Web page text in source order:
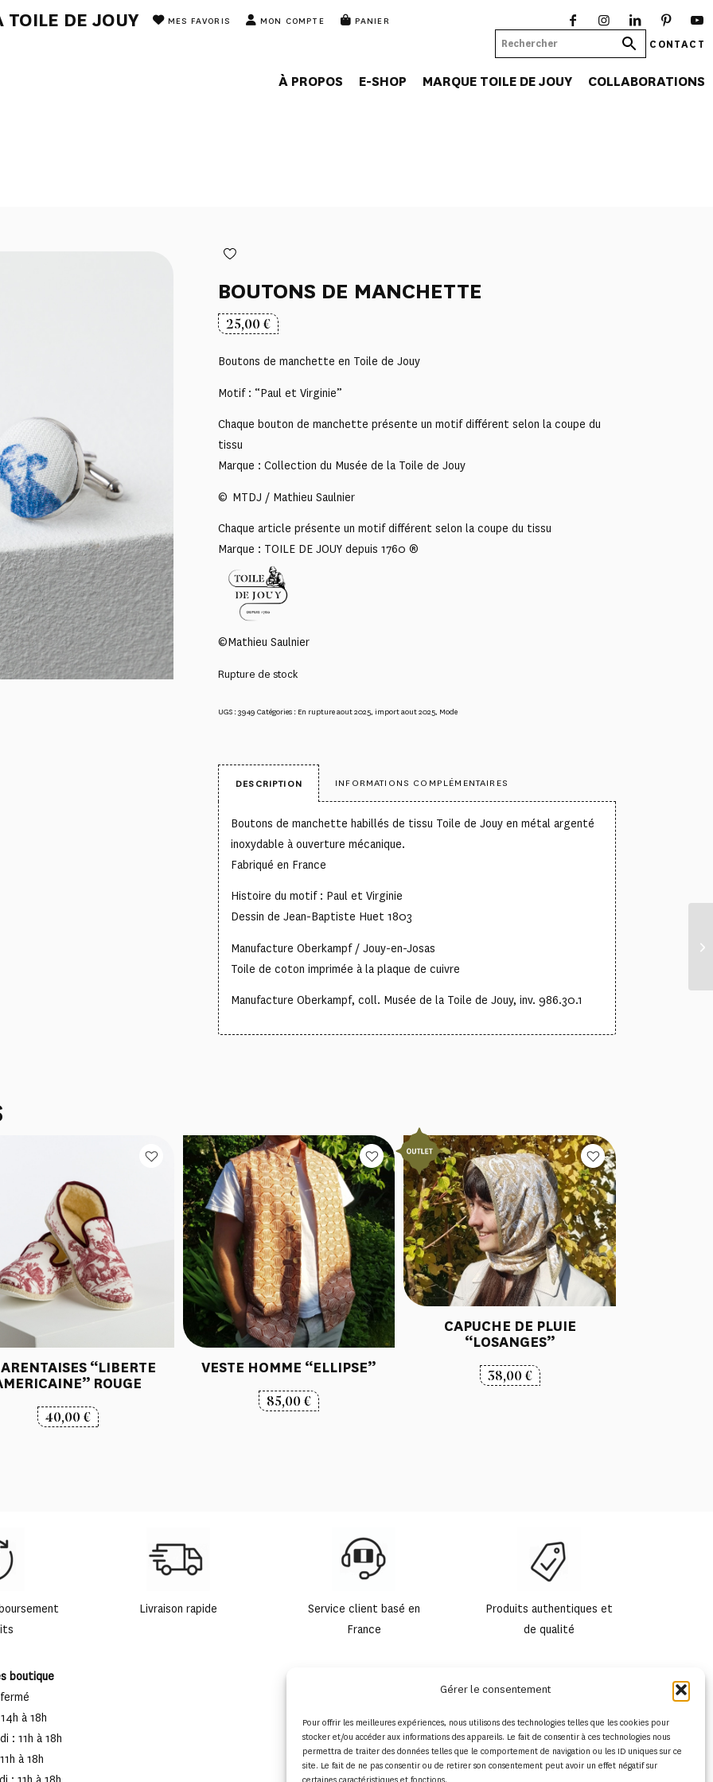
Gérer le consentement
Pour offrir les meilleures expériences, nous utilisons des technologies telles que les cookies pour
stocker et/ou accéder aux informations des appareils. Le fait de consentir à ces technologies nous
permettra de traiter des données telles que le comportement de navigation ou les ID uniques sur ce
site. Le fait de ne pas consentir ou de retirer son consentement peut avoir un effet négatif sur
TOILE DE JOUY MES FAVORIS MON COMPTE PANIER
CONTACT
À PROPOS E-SHOP MARQUE TOILE DE JOUY COLLABORATIONS
BOUTONS DE MANCHETTE
25,00€
Boutons de manchette en Toile de Jouy
Motif : “Paul et Virginie”
Chaque bouton de manchette présente un motif différent selon la coupe du
tissu
Marque : Collection du Musée de la Toile de Jouy
© MTDJ / Mathieu Saulnier
Chaque article présente un motif différent selon la coupe du tissu
Marque : TOILE DE JOUY depuis 1760 ®
©Mathieu Saulnier
Rupture de stock
UGS :3949 Catégories : En rupture aout 2025 import aout 2025 Mode
DESCRIPTION INFORMATIONS COMPLÉMENTAIRES
Boutons de manchette habillés de tissu Toile de Jouy en métal argenté
inoxydable à ouverture mécanique.
Fabriqué en France
Histoire du motif : Paul et Virginie
Dessin de Jean-Baptiste Huet 1803
Manufacture Oberkampf / Jouy-en-Josas
Toile de coton imprimée à la plaque de cuivre
Manufacture Oberkampf, coll. Musée de la Toile de Jouy, inv. 986.30.1
“LIBERTE
ROUGE
40,00€
VESTE HOMME “ELLIPSE”
85,00€
CAPUCHE DE PLUIE
“LOSANGES”
38,00€
Livraison rapide
Service client basé en
France
Produits authentiques et
de qualité
boutique
à 18h
: 11h à 18h
à 18h